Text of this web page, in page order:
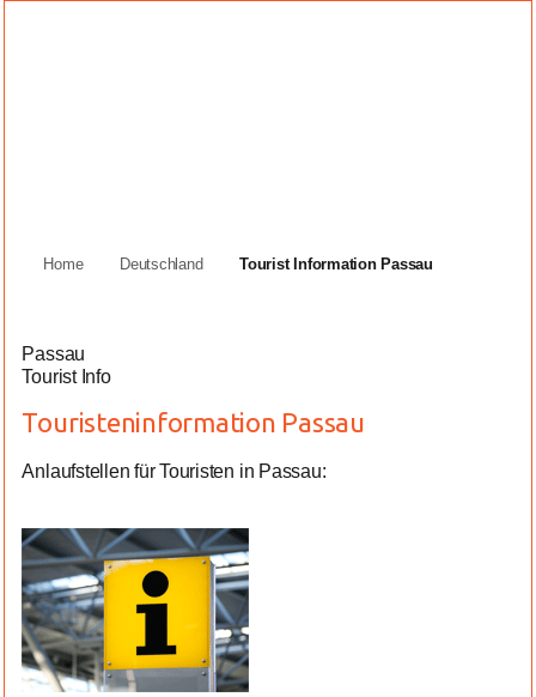
Home Deutschland Tourist Information Passau
Passau
Tourist Info
Touristeninformation Passau
Anlaufstellen für Touristen in Passau: